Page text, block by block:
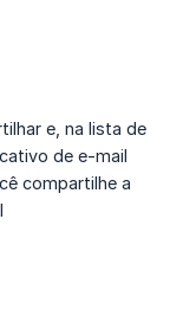
e, na lista de
de e-mail
compartilhe a